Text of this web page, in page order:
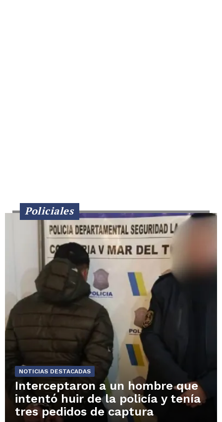
Policiales
NOTICIAS DESTACADAS
Interceptaron a un hombre que
intentó huir de la policía y tenía
tres pedidos de captura